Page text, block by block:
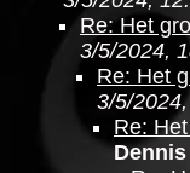
Re: Het
3/5/2024,
Re: Het
3/5/
Re:
Dennis